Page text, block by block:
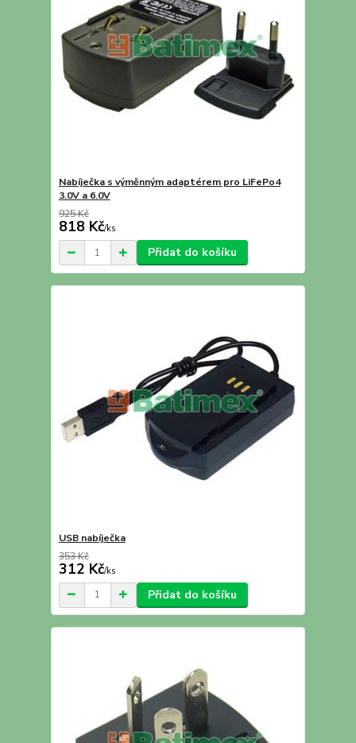
Nabíječka s výměnným adaptérem pro LiFePo4
3.0V a 6.0V
925 Kč
818 Kč/ks
Přidat do košíku
USB nabíječka
353 Kč
312 Kč/ks
Přidat do košíku